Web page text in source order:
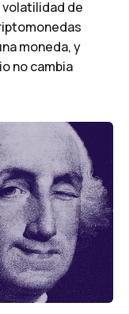
de
moneda, y
no cambia